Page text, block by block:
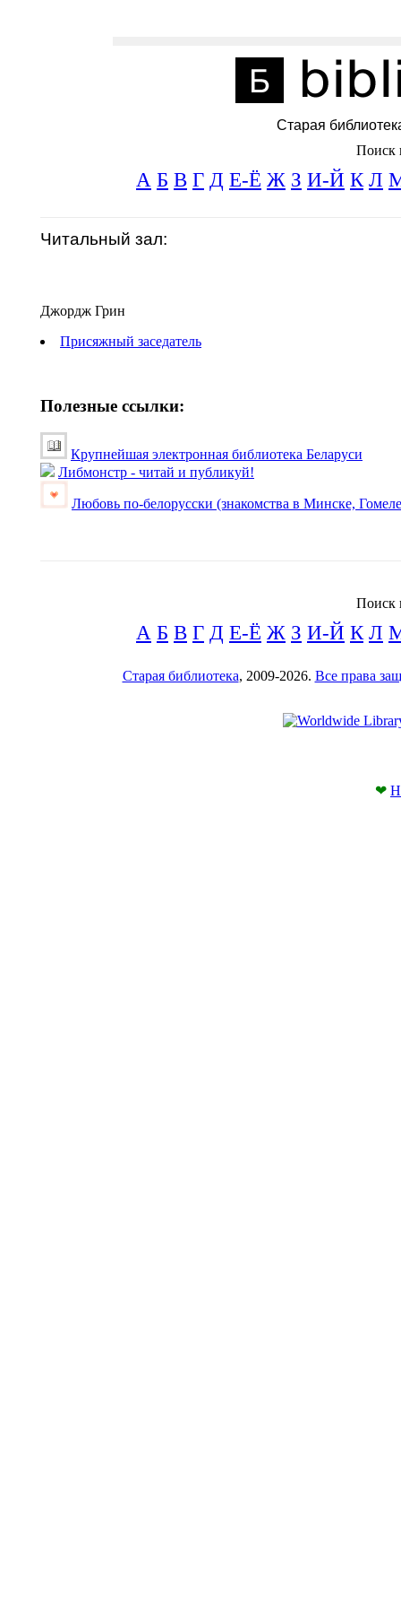
Старая
Поиск
А Б В Г Д Е-Ё Ж З И-Й К Л
Читальный зал:
Джордж Грин
Присяжный заседатель
Полезные ссылки:
Крупнейшая электронная библиотека Беларуси
Либмонстр - читай и публикуй!
Любовь по-белорусски (знакомства в Минске,
Поиск
А Б В Г Д Е-Ё Ж З И-Й К Л
Старая библиотека, 2009-2026. Все права
❤